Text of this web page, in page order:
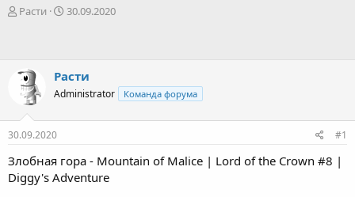
А
т
е
м
ы
Расти
Д
о
з
а
я
30.09.2020
Расти
Administrator Команда форума
30.09.2020 #1
Злобная гора - Mountain of Malice | Lord of the Crown #8 |
Diggy's Adventure